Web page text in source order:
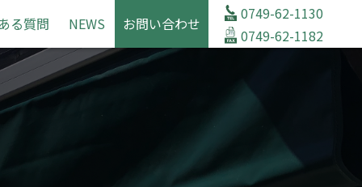
る質問 NEWS お問い合わせ
0749-62-1130
0749-62-1182